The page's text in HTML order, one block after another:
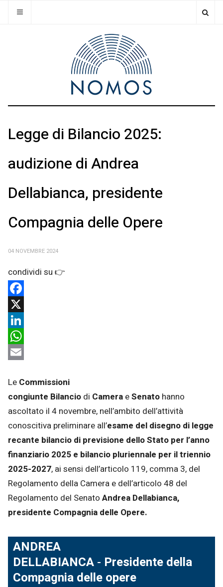
Legge di Bilancio 2025:
audizione di Andrea
Dellabianca, presidente
Compagnia delle Opere
04 NOVEMBRE 2024
Facebook
X
LinkedIn
WhatsApp
Le Commissioni
congiunte Bilancio di Camera eSenato hanno
ascoltato il 4 novembre, nell’ambito dell’attività
conoscitiva preliminare all’esame del disegno di legge
recante bilancio di previsione dello Stato per l’anno
finanziario 2025 e bilancio pluriennale per il triennio
2025-2027, ai sensi dell’articolo 119, comma 3, del
Regolamento della Camera e dell’articolo 48 del
Regolamento del Senato Andrea Dellabianca,
presidente Compagnia delle Opere.
ANDREA
DELLABIANCA- Presidente della
Compagnia delle opere